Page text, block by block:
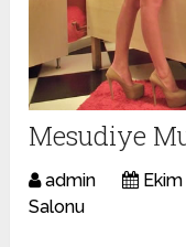
Mesudiye
admin
Salonu